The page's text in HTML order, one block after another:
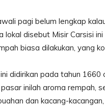
pagi belum lengkap
lokal disebut Misir Carsisi
biasa dilakukan, yang
didirikan pada tahun
inilah aroma rempah,
dan kacang-